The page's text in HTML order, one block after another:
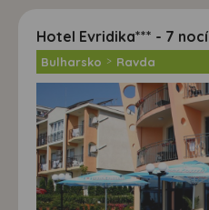
Hotel Evridika*** - 7 nocí
Bulharsko > Ravda